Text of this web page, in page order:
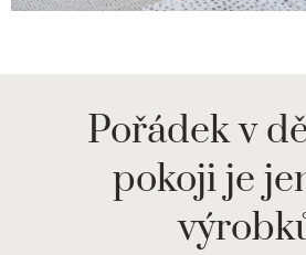
Pořádek v
pokoji je